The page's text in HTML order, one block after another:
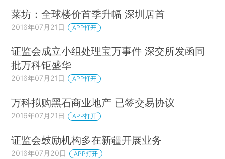
莱坊：全球楼价首季升幅 深圳居首
2016年07月21日 APP打开
证监会成立小组处理宝万事件 深交所发函同
批万科钜盛华
2016年07月21日 APP打开
万科拟购黑石商业地产 已签交易协议
2016年07月21日 APP打开
证监会鼓励机构多在新疆开展业务
2016年07月20日 APP打开